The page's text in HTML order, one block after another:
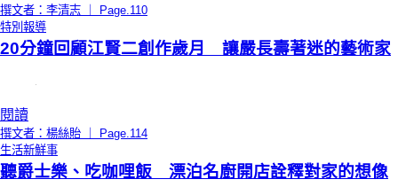
撰文者：李清志 ｜ Page.110
特別報導
20分鐘回顧江賢二創作歲月 讓嚴長壽著迷的藝術家
閱讀
撰文者：楊絲貽 ｜ Page.114
生活新鮮事
聽爵士樂、吃咖哩飯 漂泊名廚開店詮釋對家的想像